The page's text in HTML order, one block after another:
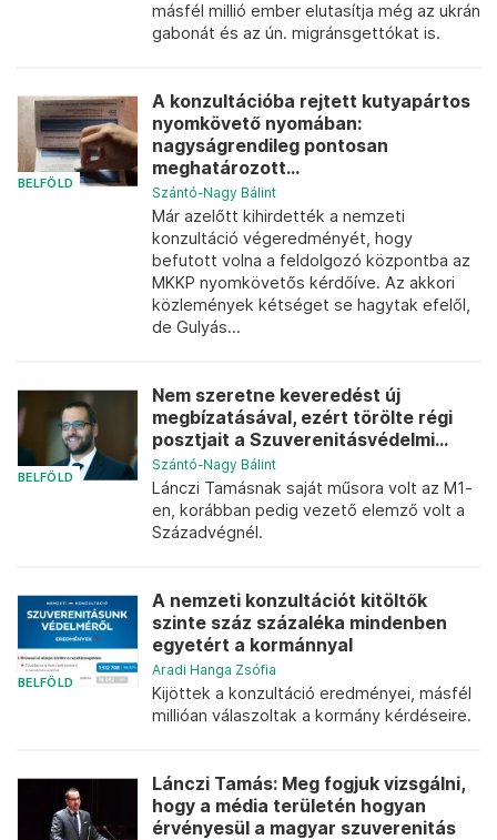
másfél millió ember elutasítja még az ukrán
gabonát és az ún. migránsgettókat is.
BELFÖLD
A konzultációba rejtett kutyapártos
nyomkövető nyomában:
nagyságrendileg pontosan
meghatározott...
Szántó-Nagy Bálint
Már azelőtt kihirdették a nemzeti
konzultáció végeredményét, hogy
befutott volna a feldolgozó központba az
MKKP nyomkövetős kérdőíve. Az akkori
közlemények kétséget se hagytak efelől,
de Gulyás...
BELFÖLD
Nem szeretne keveredést új
megbízatásával, ezért törölte régi
posztjait a Szuverenitásvédelmi...
Szántó-Nagy Bálint
Lánczi Tamásnak saját műsora volt az M1-
en, korábban pedig vezető elemző volt a
Századvégnél.
BELFÖLD
A nemzeti konzultációt kitöltők
szinte száz százaléka mindenben
egyetért a kormánnyal
Aradi Hanga Zsófia
Kijöttek a konzultáció eredményei, másfél
millióan válaszoltak a kormány kérdéseire.
Lánczi Tamás: Meg fogjuk vizsgálni,
hogy a média területén hogyan
érvényesül a magyar szuverenitás